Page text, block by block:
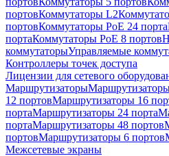
портовКоммутаторы L2
портовКоммутаторы PoE 24 порта
портаКоммутаторы PoE 8 портов
коммутаторыУправляемые
Контроллеры точек доступа
Лицензии для сетевого
Маршрутизаторы
12 портовМаршрутизаторы 16
портаМаршрутизаторы 24 порта
портаМаршрутизаторы 48 портов
портовМаршрутизаторы 6 портов
Межсетевые экраны